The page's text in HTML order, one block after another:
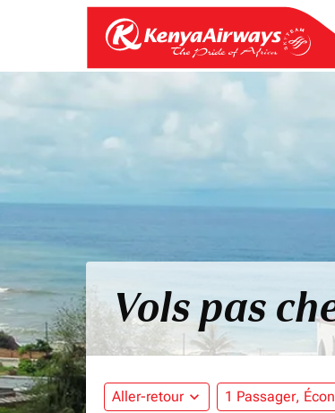
Vols pas
Aller-retour expand_more 1 Passager,